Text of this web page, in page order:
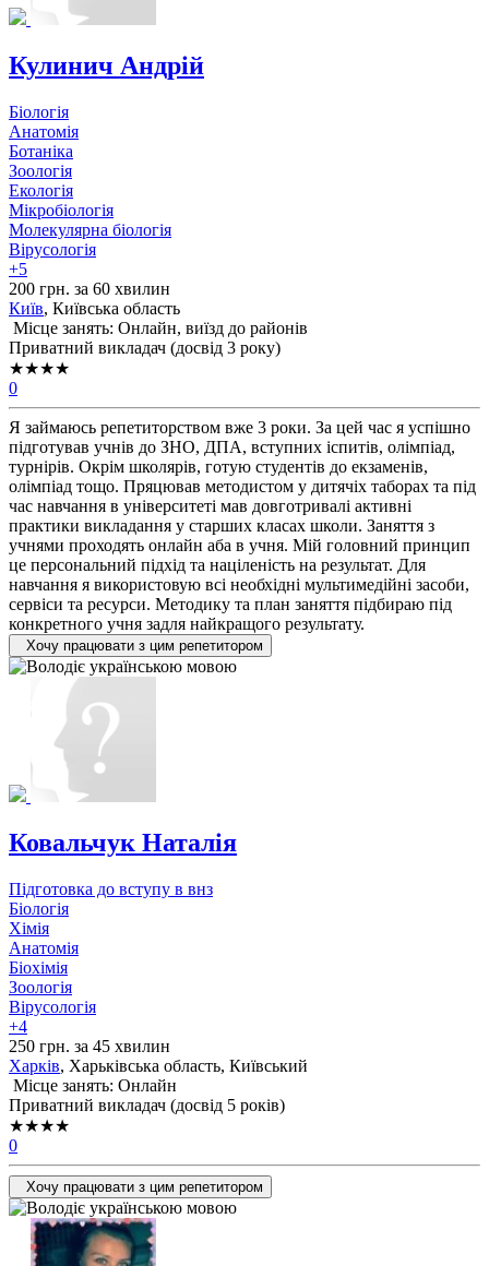
Кулинич Андрій
Біологія
Анатомія
Ботаніка
Зоологія
Екологія
Мікробіологія
Молекулярна біологія
Вірусологія
+5
200 грн. за 60 хвилин
Київ, Київська область
Місце занять: Онлайн, виїзд до районів
Приватний викладач (досвід 3 року)
★★★★
0
Я займаюсь репетиторством вже 3 роки. За цей час я успішно
підготував учнів до ЗНО, ДПА, вступних іспитів, олімпіад,
турнірів. Окрім школярів, готую студентів до екзаменів,
олімпіад тощо. Пряцював методистом у дитячіх таборах та під
час навчання в університеті мав довготривалі активні
практики викладання у старших класах школи. Заняття з
учнями проходять онлайн аба в учня. Мій головний принцип
це персональний підхід та націленість на результат. Для
навчання я використовую всі необхідні мультимедійні засоби,
сервіси та ресурси. Методику та план заняття підбираю під
конкретного учня задля найкращого результату.
Хочу працювати з цим репетитором
Ковальчук Наталія
Підготовка до вступу в внз
Біологія
Хімія
Анатомія
Біохімія
Зоологія
Вірусологія
+4
250 грн. за 45 хвилин
Харків, Харьківська область, Київський
Місце занять: Онлайн
Приватний викладач (досвід 5 років)
★★★★
0
Хочу працювати з цим репетитором